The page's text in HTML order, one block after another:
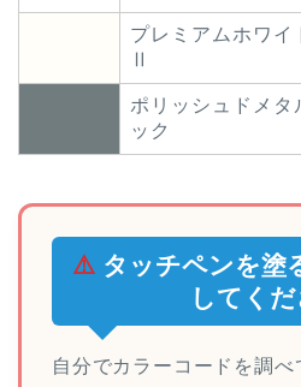
プレミアムホワイ
Ⅱ
ポリッシュドメタ
ック
⚠️ タッチペンを塗
してく
自分でカラーコードを調べ